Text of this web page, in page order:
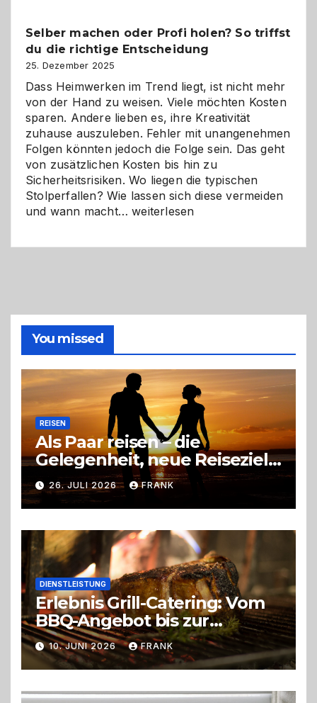
Herausforderungen
und
Zukunft
Selber machen oder Profi holen? So triffst
du die richtige Entscheidung
25. Dezember 2025
Dass Heimwerken im Trend liegt, ist nicht mehr
von der Hand zu weisen. Viele möchten Kosten
sparen. Andere lieben es, ihre Kreativität
zuhause auszuleben. Fehler mit unangenehmen
Folgen könnten jedoch die Folge sein. Das geht
von zusätzlichen Kosten bis hin zu
Sicherheitsrisiken. Wo liegen die typischen
Stolperfallen? Wie lassen sich diese vermeiden
und wann macht…Selber
richtige
Entscheidung
weiterlesen
You missed
REISEN
Als Paar reisen – die
Gelegenheit, neue Reiseziele
zu entdecken
26. JULI 2026 FRANK
DIENSTLEISTUNG
Erlebnis Grill-Catering: Vom
BBQ-Angebot bis zur
perfekten Eventorganisation
Trend zu Outdoor-Events,
Erlebnisgastronomie und
Live-Cooking
10. JUNI 2026 FRANK